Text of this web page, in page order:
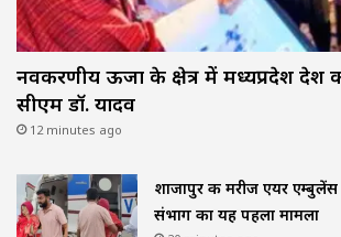
नवकरणीय ऊर्जा के क्षेत्र में मध्यप्रदेश देश
सीएम डॉ. यादव
12 minutes ago
शाजापुर की मरीज एयर
संभाग का यह पहला मामला